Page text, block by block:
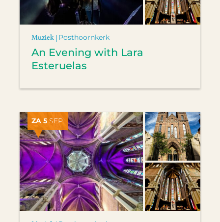
Muziek | Posthoornkerk
An Evening with Lara
Esteruelas
ZA 5 SEP.